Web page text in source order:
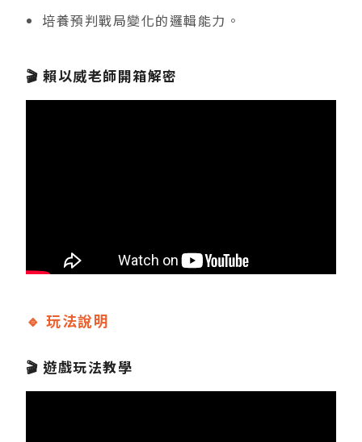
培養預判戰局變化的邏輯能力。
🎬 賴以威老師開箱解密
🔹 玩法說明
🎬 遊戲玩法教學